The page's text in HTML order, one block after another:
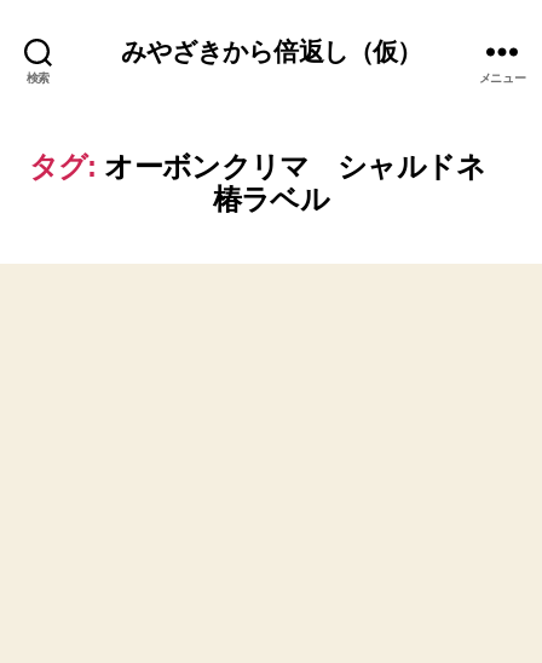
検索
みやざきから倍返し（仮）
メニュー
タグ: オーボンクリマ シャルドネ
椿ラベル